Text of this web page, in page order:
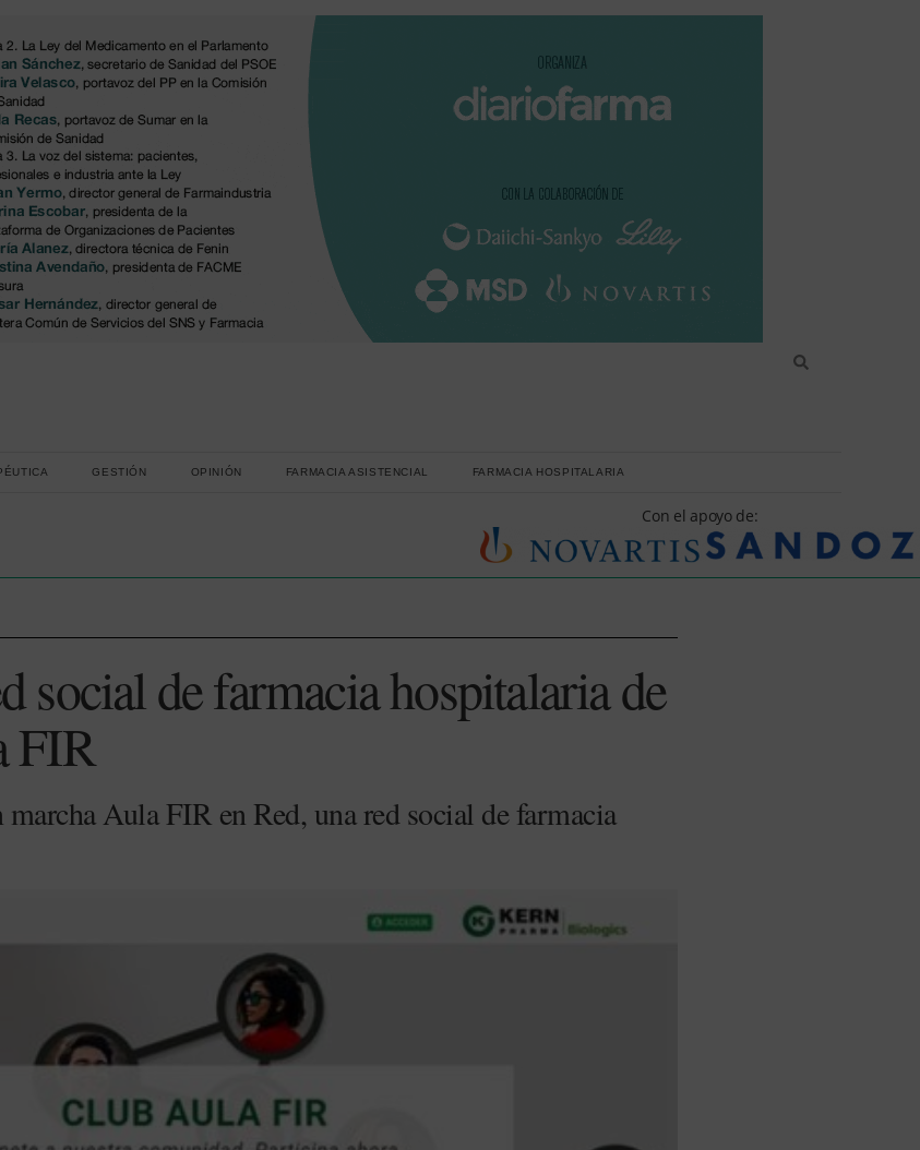
GESTIÓN OPINIÓN FARMACIA ASISTENCIAL FARMACIA HOSPITALARIA
Con el apoyo de:
social de farmacia hospitalaria de
FIR
Aula FIR en Red, una red social de farmacia